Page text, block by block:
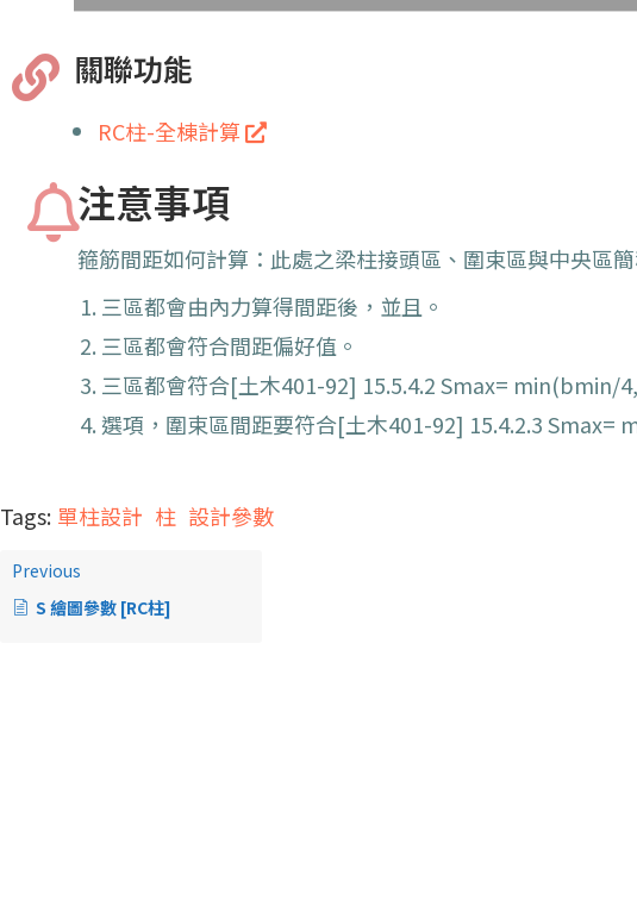
關聯功能
RC柱-全棟計算
注意事項
箍筋間距如何計算：此處之梁柱接頭區、圍束區與中央區
三區都會由內力算得間距後，並且。
三區都會符合間距偏好值。
三區都會符合[土木401-92] 15.5.4.2 Smax= min(bmin/
選項，圍束區間距要符合[土木401-92] 15.4.2.3 Smax=
Tags: 單柱設計 柱 設計參數
Previous
S 繪圖參數 [RC柱]